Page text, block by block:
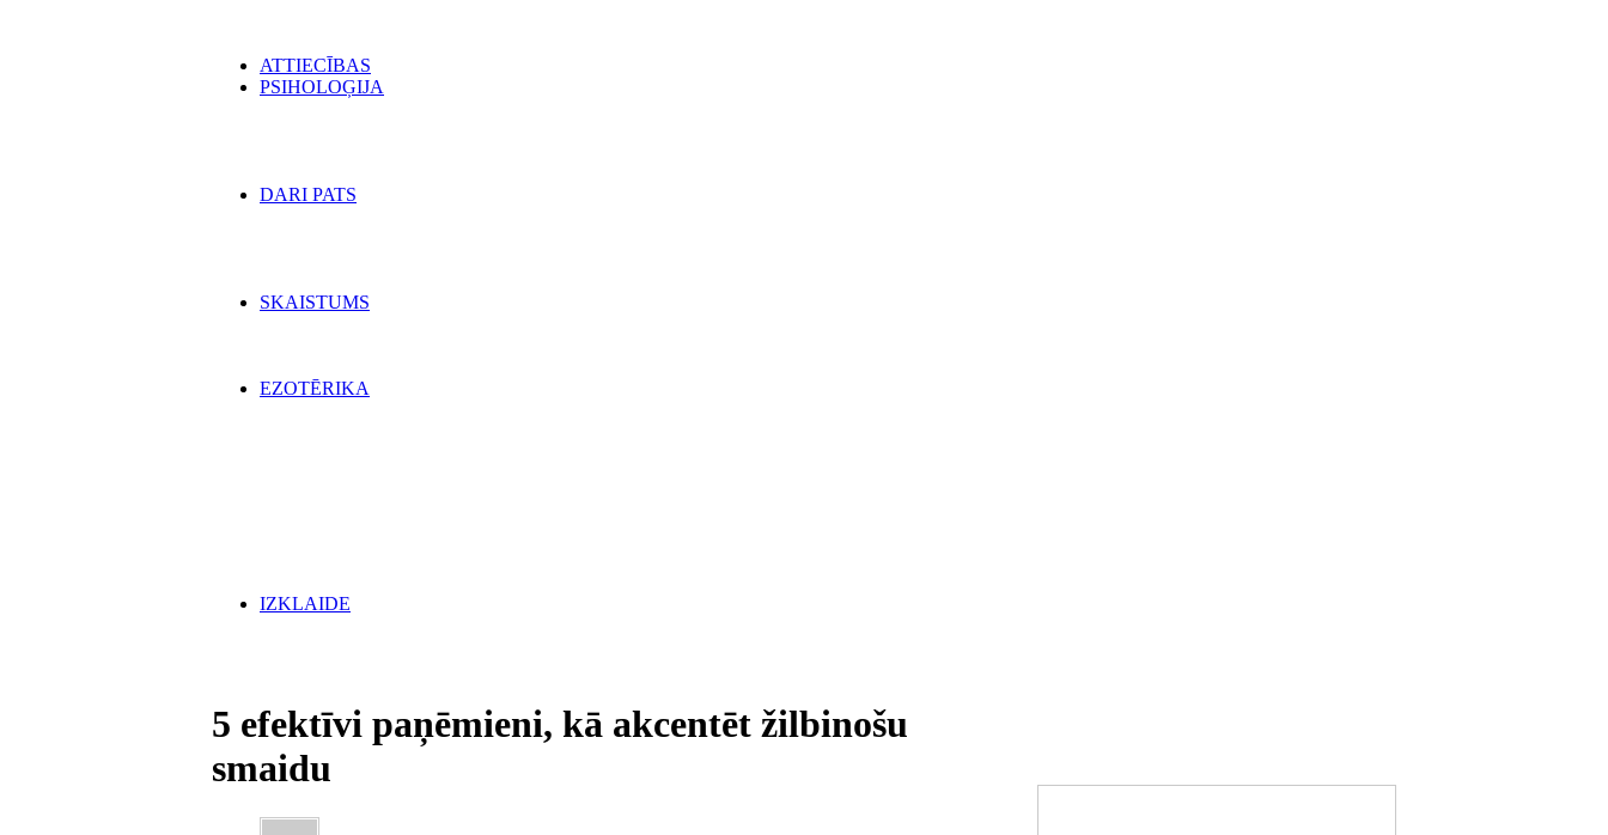
ATTIECĪBAS
PSIHOLOĢIJA
DARI PATS
SKAISTUMS
EZOTĒRIKA
IZKLAIDE
5 efektīvi paņēmieni, kā akcentēt žilbinošu
smaidu